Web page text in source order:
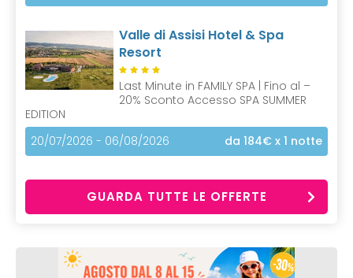
Valle di Assisi Hotel & Spa
Resort
Last Minute in FAMILY SPA | Fino al –
20% Sconto Accesso SPA SUMMER
EDITION
20/07/2026 - 06/08/2026
da 184€ x 1 notte
GUARDA TUTTE LE OFFERTE